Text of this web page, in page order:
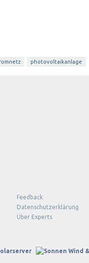
photovoltaikanlage
Feedback
Datenschutzerklärung
Über Experts